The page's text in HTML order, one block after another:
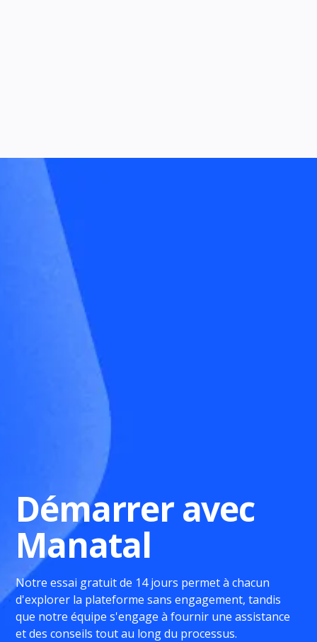
Démarrer avec
Manatal
Notre essai gratuit de 14 jours permet à chacun
d'explorer la plateforme sans engagement, tandis
que notre équipe s'engage à fournir une assistance
et des conseils tout au long du processus.